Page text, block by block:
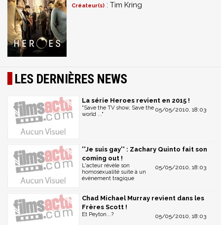
Créateur(s) : Tim Kring
LES DERNIÈRES NEWS
La série Heroes revient en 2015 !
05/05/2010, 18:03
"Save the TV show, Save the
world ..."
''Je suis gay'' : Zachary Quinto fait son
coming out !
05/05/2010, 18:03
L'acteur révèle son
homosexualité suite à un
évènement tragique
Chad Michael Murray revient dans les
Frères Scott !
05/05/2010, 18:03
Et Peyton...?